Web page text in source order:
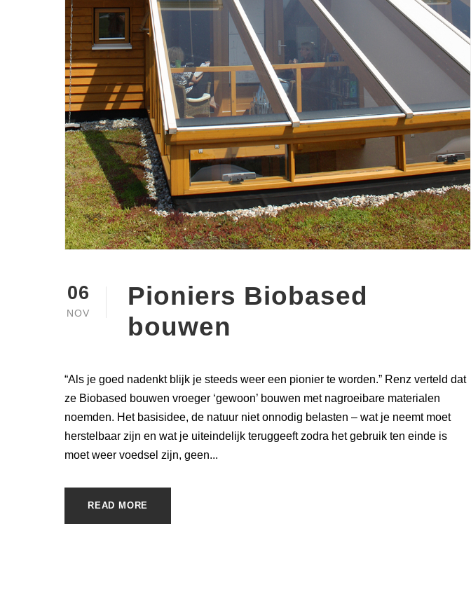
06
NOV
Pioniers Biobased
bouwen
“Als je goed nadenkt blijk je steeds weer een pionier te worden.” Renz verteld dat
ze Biobased bouwen vroeger ‘gewoon’ bouwen met nagroeibare materialen
noemden. Het basisidee, de natuur niet onnodig belasten – wat je neemt moet
herstelbaar zijn en wat je uiteindelijk teruggeeft zodra het gebruik ten einde is
moet weer voedsel zijn, geen...
READ MORE